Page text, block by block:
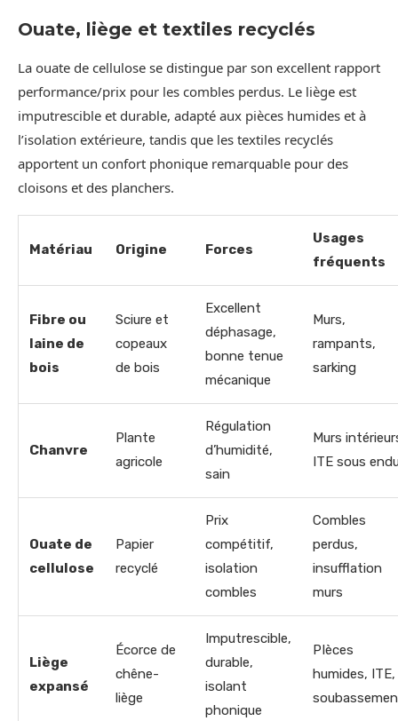
Ouate, liège et textiles recyclés
La ouate de cellulose se distingue par son excellent rapport
performance/prix pour les combles perdus. Le liège est
imputrescible et durable, adapté aux pièces humides et à
l’isolation extérieure, tandis que les textiles recyclés
apportent un confort phonique remarquable pour des
cloisons et des planchers.
Matériau Origine Forces
Usages
fréquents
Fibre ou
laine de
bois
Sciure et
copeaux
de bois
Excellent
déphasage,
bonne tenue
mécanique
Murs,
rampants,
sarking
Chanvre
Plante
agricole
Régulation
d’humidité,
sain
Murs
ITE sous
Ouate de
cellulose
Papier
recyclé
Prix
compétitif,
isolation
combles
Combles
perdus,
insufflation
murs
Liège
expansé
Écorce de
chêne-
liège
Imputrescible,
durable,
isolant
phonique
PIèces
humides, ITE,